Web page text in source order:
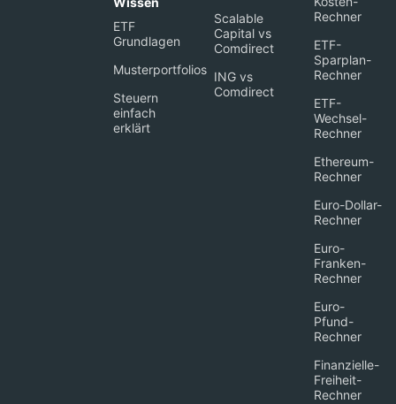
ETF
Grundlagen
Musterportfolios
Steuern
einfach
erklärt
Scalable
Capital vs
Comdirect
ING vs
Comdirect
Rechner
ETF-
Sparplan-
Rechner
ETF-
Wechsel-
Rechner
Ethereum-
Rechner
Euro-Dollar-
Rechner
Euro-
Franken-
Rechner
Euro-
Pfund-
Rechner
Finanzielle-
Freiheit-
Rechner